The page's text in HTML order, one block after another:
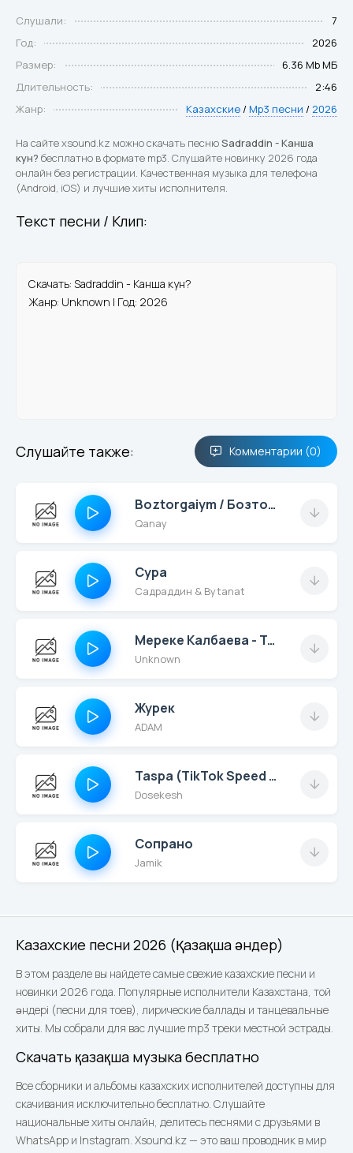
Казахские песни 2026 (Қазақша әндер)
В этом разделе вы найдете самые свежие казахские песни и
новинки 2026 года. Популярные исполнители Казахстана, той
әндері (песни для тоев), лирические баллады и танцевальные
хиты. Мы собрали для вас лучшие mp3 треки местной эстрады.
Скачать қазақша музыка бесплатно
Все сборники и альбомы казахских исполнителей доступны для
скачивания исключительно бесплатно. Слушайте
национальные хиты онлайн, делитесь песнями с друзьями в
WhatsApp и Instagram. Xsound.kz — это ваш проводник в мир
Слушали:
7
Год:
2026
Размер:
6.36 Mb МБ
Длительность:
2:46
Жанр:
Казахские / Mp3 песни / 2026
На сайте xsound.kz можно скачать песнюSadraddin - Канша
кун? бесплатно в формате mp3. Слушайте новинку 2026 года
онлайн без регистрации. Качественная музыка для телефона
(Android, iOS) и лучшие хиты исполнителя.
Текст песни / Клип:
Скачать: Sadraddin - Канша кун?
Жанр: Unknown | Год: 2026
Слушайте также: Комментарии (0)
Boztorgaiym / Бозторгайым
Qanay
Сура
Садраддин & Bytanat
Мереке Калбаева - Татти
Unknown
Журек
ADAM
Taspa (TikTok Speed up)
Dosekesh
Сопрано
Jamik